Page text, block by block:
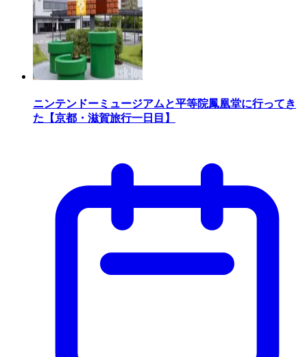
ニンテンドーミュージアムと平等院鳳凰堂に行ってき
た【京都・滋賀旅行一日目】